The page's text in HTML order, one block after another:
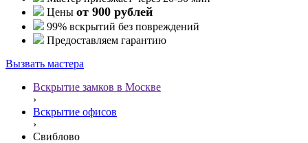
Цены от 900 рублей
99% вскрытий без повреждений
Предоставляем гарантию
Вызвать мастера
Вскрытие замков в Москве
›
Вскрытие офисов
›
Свиблово